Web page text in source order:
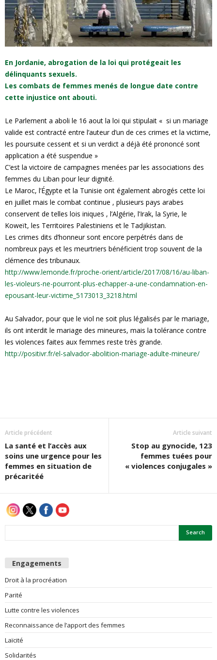
En Jordanie, abrogation de la loi qui protégeait les
délinquants sexuels.
Les combats de femmes menés de longue date contre
cette injustice ont abouti.
Le Parlement a aboli le 16 aout la loi qui stipulait « si un mariage
valide est contracté entre l’auteur d’un de ces crimes et la victime,
les poursuite cessent et si un verdict a déjà été prononcé sont
application a été suspendue »
C’est la victoire de campagnes menées par les associations des
femmes du Liban pour leur dignité.
Le Maroc, l’Égypte et la Tunisie ont également abrogés cette loi
en juillet mais le combat continue , plusieurs pays arabes
conservent de telles lois iniques , l’Algérie, l’Irak, la Syrie, le
Koweït, les Territoires Palestiniens et le Tadjikistan.
Les crimes dits d’honneur sont encore perpétrés dans de
nombreux pays et les meurtriers bénéficient trop souvent de la
clémence des tribunaux.
http://www.lemonde.fr/proche-orient/article/2017/08/16/au-liban-
les-violeurs-ne-pourront-plus-echapper-a-une-condamnation-en-
epousant-leur-victime_5173013_3218.html
Au Salvador, pour que le viol ne soit plus légalisés par le mariage,
ils ont interdit le mariage des mineures, mais la tolérance contre
les violences faites aux femmes reste très grande.
http://positivr.fr/el-salvador-abolition-mariage-adulte-mineure/
Article précédent
La santé et l’accès aux
soins une urgence pour les
femmes en situation de
précaritéé
Article suivant
Stop au gynocide, 123
femmes tuées pour
« violences conjugales »
Engagements
Droit à la procréation
Parité
Lutte contre les violences
Reconnaissance de l’apport des femmes
Laïcité
Solidarités